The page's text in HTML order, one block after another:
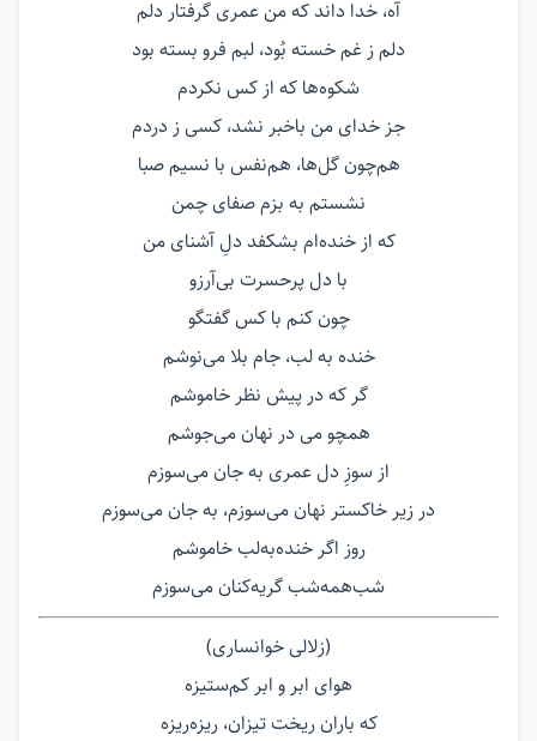
آه، خدا داند که من عمری گرفتار دلم
دلم ز غم خسته بُود، لبم فرو بسته بود
شکوه‌ها که از کس نکردم
جز خدای من باخبر نشد، کسی ز دردم
هم‌چون گل‌ها، هم‌نفس با نسیم صبا
نشستم به بزم صفای چمن
که از خنده‌ام بشکفد دلِ آشنای من
با دل پرحسرت بی‌آرزو
چون کنم با کس گفتگو
خنده به لب، جام بلا می‌نوشم
گر که در پیش نظر خاموشم
همچو می در نهان می‌جوشم
از سوزِ دل عمری به جان می‌سوزم
در زیر خاکستر نهان می‌سوزم، به جان می‌سوزم
روز اگر خنده‌به‌لب خاموشم
شب‌همه‌شب گریه‌کنان می‌سوزم
(زلالی خوانساری)
هوای ابر و ابر کم‌ستیزه
که باران ریخت تیزان، ریزه‌ریزه